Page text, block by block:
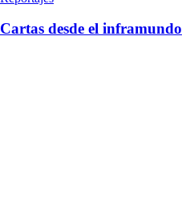
Cartas desde el inframundo